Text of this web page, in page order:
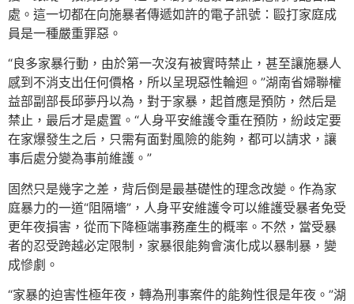
處。這一切都在向施暴者傳遞如許的電子訊號：毆打家庭成
員是一種嚴重罪惡。
“良多家暴行動，由於第一次沒有被實時禁止，甚至讓施暴人
感到不消支出任何價格，所以呈現惡性輪迴。”湖南省婦聯權
益部副部長邱夢丹以為，對于家暴，起首應是預防，然后是
禁止，最后才是處置。“人身平安維護令重在預防，紛歧定要
在家爆發生之后，只需有面對風險的能夠，都可以請求，讓
事后處分變為事前維護。”
固然只是幾字之差，背后倒是最基礎性的理念改變。作為家
庭暴力的一道“阻隔墻”，人身平安維護令可以維護受暴者免受
更年夜損害，從而下降極端事務產生的概率。不然，當受暴
者的忍受跨越必定限制，家暴很能夠會演化成以暴制暴，變
成慘劇。
“家暴的迫害性極年夜，轉為刑事案件的能夠性很是年夜。”湖